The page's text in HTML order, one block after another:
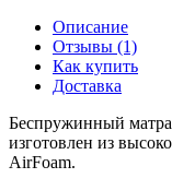
Описание
Отзывы (1)
Как купить
Доставка
Беспружинный
изготовлен из
AirFoam.